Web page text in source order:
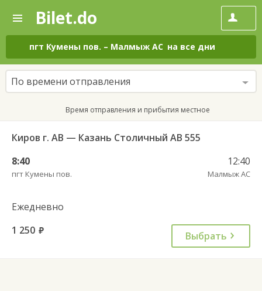
—
Поиск
и
покупка
билетов
на
автобус
онлайн
Bilet.do
пгт Кумены пов. – Малмыж АС на все дни
По времени отправления
Время отправления и прибытия местное
Киров г. АВ — Казань Столичный АВ 555
8:40
пгт Кумены пов.
12:40
Малмыж АС
Ежедневно
1 250 руб. Выбрать